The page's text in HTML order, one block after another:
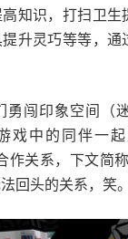
知识，打扫卫生
升灵巧等等，通
勇闯印象空间（
戏中的同伴一
作关系，下文简
回头的关系，笑。